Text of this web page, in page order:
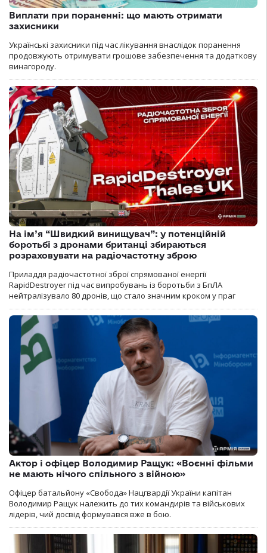
Виплати при пораненні: що мають отримати
захисники
Українські захисники під час лікування внаслідок поранення
продовжують отримувати грошове забезпечення та додаткову
винагороду.
На ім’я “Швидкий винищувач”: у потенційній
боротьбі з дронами британці збираються
розраховувати на радіочастотну зброю
Приладдя радіочастотної зброї спрямованої енергії
RapidDestroyer під час випробувань із боротьби з БпЛА
нейтралізувало 80 дронів, що стало значним кроком у праг
Актор і офіцер Володимир Ращук: «Воєнні фільми
не мають нічого спільного з війною»
Офіцер батальйону «Свобода» Нацгвардії України капітан
Володимир Ращук належить до тих командирів та військових
лідерів, чий досвід формувався вже в бою.